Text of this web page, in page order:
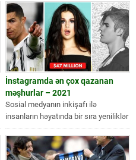
İnstagramda ən çox qazanan
məşhurlar – 2021
Sosial medyanın inkişafı ilə
insanların həyatında bir sıra yeniliklər
yaranmağa başladı. Xüsusi ilə 2000-
ci illədən...